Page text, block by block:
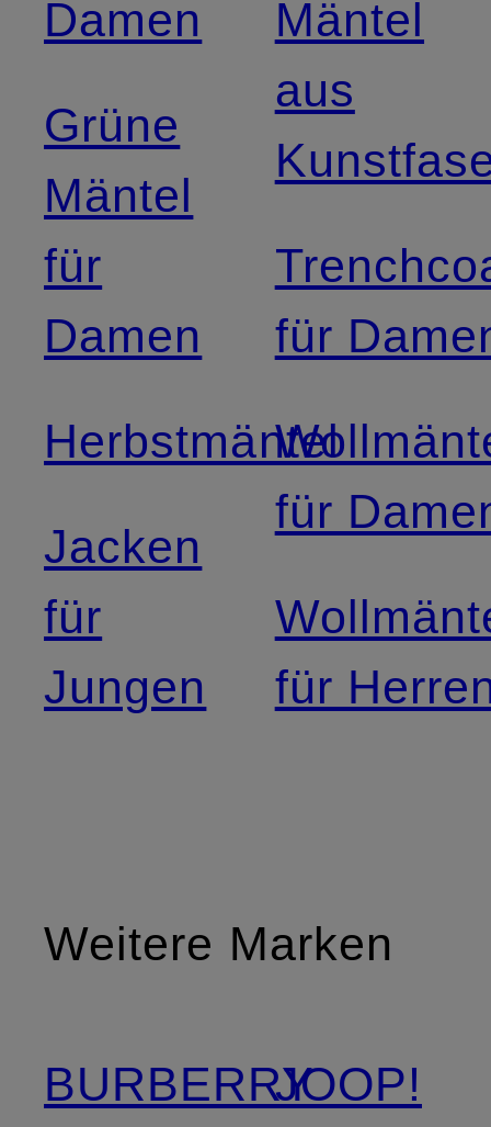
Damen
Grüne
Mäntel
für
Damen
Herbstmäntel
Jacken
für
Jungen
Mäntel
aus
für
für
für
Weitere Marken
BURBERRYJOOP!